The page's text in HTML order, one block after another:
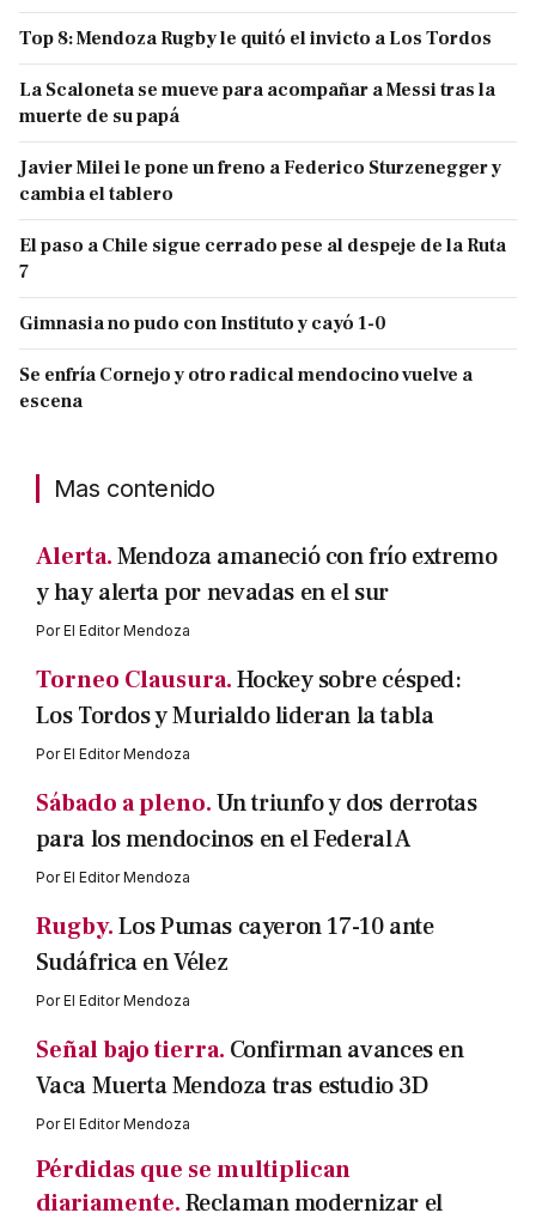
Top 8: Mendoza Rugby le quitó el invicto a Los Tordos
La Scaloneta se mueve para acompañar a Messi tras la
muerte de su papá
Javier Milei le pone un freno a Federico Sturzenegger y
cambia el tablero
El paso a Chile sigue cerrado pese al despeje de la Ruta
7
Gimnasia no pudo con Instituto y cayó 1-0
Se enfría Cornejo y otro radical mendocino vuelve a
escena
Mas contenido
Alerta.Mendoza amaneció con frío extremo
y hay alerta por nevadas en el sur
PorEl Editor Mendoza
Torneo Clausura.Hockey sobre césped:
Los Tordos y Murialdo lideran la tabla
PorEl Editor Mendoza
Sábado a pleno.Un triunfo y dos derrotas
para los mendocinos en el Federal A
PorEl Editor Mendoza
Rugby.Los Pumas cayeron 17-10 ante
Sudáfrica en Vélez
PorEl Editor Mendoza
Señal bajo tierra. Confirman avances en
Vaca Muerta Mendoza tras estudio 3D
PorEl Editor Mendoza
Pérdidas que se multiplican
diariamente.Reclaman modernizar el